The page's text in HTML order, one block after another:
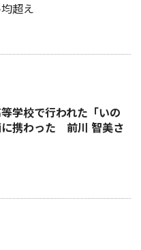
超え
学校で行われた「いの
に携わった 前川 智美さ